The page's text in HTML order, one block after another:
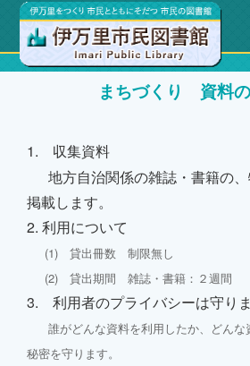
まちづくり 資料
1. 収集資料
地方自治関係の雑誌・書籍の、
掲載します。
2. 利用について
(1) 貸出冊数 制限無し
(2) 貸出期間 雑誌・書籍：２週間
3. 利用者のプライバシーは守りま
誰がどんな資料を利用したか、どん
秘密を守ります。